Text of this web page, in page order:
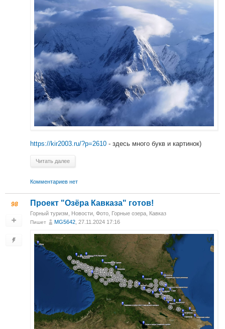
https://kir2003.ru/?p=2610 - здесь много букв и картинок)
Читать далее
Комментариев нет
98 Проект "Озёра Кавказа" готов!
Горный туризм Новости Фото Горные озера Кавказ
Пишет MG5642 , 27.11.2024 17:16